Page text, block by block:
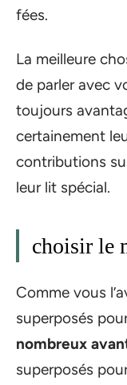
fées.
La meilleure
de parler avec
toujours
certainement
contributions
leur lit spécial.
choisir le
Comme vous
superposés
nombreux
superposés